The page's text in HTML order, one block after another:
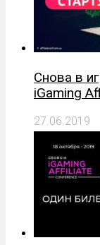
Снова в
iGaming
27.06.2019